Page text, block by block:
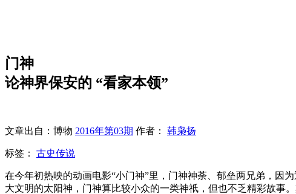
门神
论神界保安的 “看家本领”
文章出自：博物 2016年第03期 作者： 韩枭扬
标签： 古史传说
在今年初热映的动画电影“小门神”里，门神神荼、郁垒两兄弟，因
大文明的太阳神，门神算比较小众的一类神祇，但也不乏精彩故事